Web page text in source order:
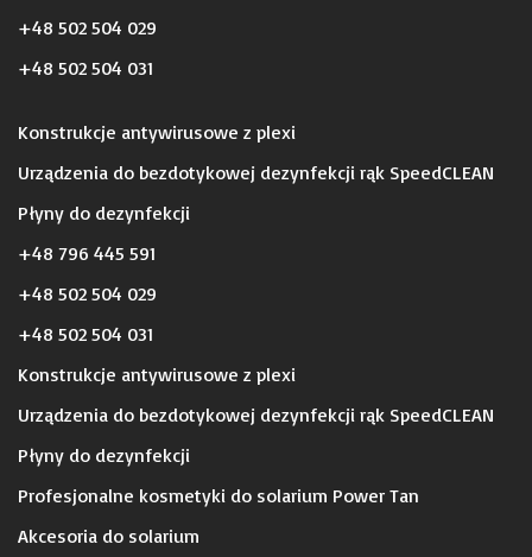
+48 502 504 029
+48 502 504 031
Konstrukcje antywirusowe z plexi
Urządzenia do bezdotykowej dezynfekcji rąk SpeedCLEAN
Płyny do dezynfekcji
+48 796 445 591
+48 502 504 029
+48 502 504 031
Konstrukcje antywirusowe z plexi
Urządzenia do bezdotykowej dezynfekcji rąk SpeedCLEAN
Płyny do dezynfekcji
Profesjonalne kosmetyki do solarium Power Tan
Akcesoria do solarium